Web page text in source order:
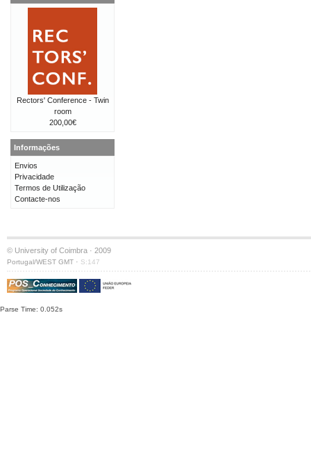
Rectors' Conference - Twin
room
200,00€
Informações
Envios
Privacidade
Termos de Utilização
Contacte-nos
© University of Coimbra · 2009
Portugal/WEST GMT · S:147
Parse Time: 0.052s